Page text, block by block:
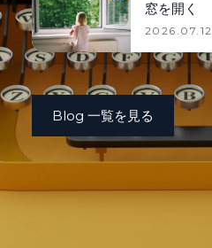
窓を開く
2026.07.12
Blog 一覧を見る